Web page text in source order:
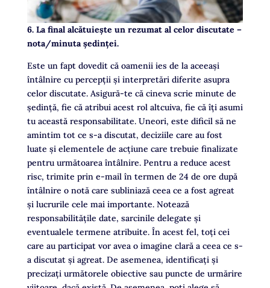
6. La final alcătuiește un rezumat al celor discutate –
nota/minuta şedinţei.
Este un fapt dovedit că oamenii ies de la aceeași
întâlnire cu percepții și interpretări diferite asupra
celor discutate. Asigură-te că cineva scrie minute de
ședință, fie că atribui acest rol altcuiva, fie că îți asumi
tu această responsabilitate. Uneori, este dificil să ne
amintim tot ce s-a discutat, deciziile care au fost
luate și elementele de acțiune care trebuie finalizate
pentru următoarea întâlnire. Pentru a reduce acest
risc, trimite prin e-mail în termen de 24 de ore după
întâlnire o notă care subliniază ceea ce a fost agreat
și lucrurile cele mai importante. Notează
responsabilitățile date, sarcinile delegate și
eventualele termene atribuite. În acest fel, toți cei
care au participat vor avea o imagine clară a ceea ce s-
a discutat şi agreat. De asemenea, identificați și
precizați următorele obiective sau puncte de urmărire